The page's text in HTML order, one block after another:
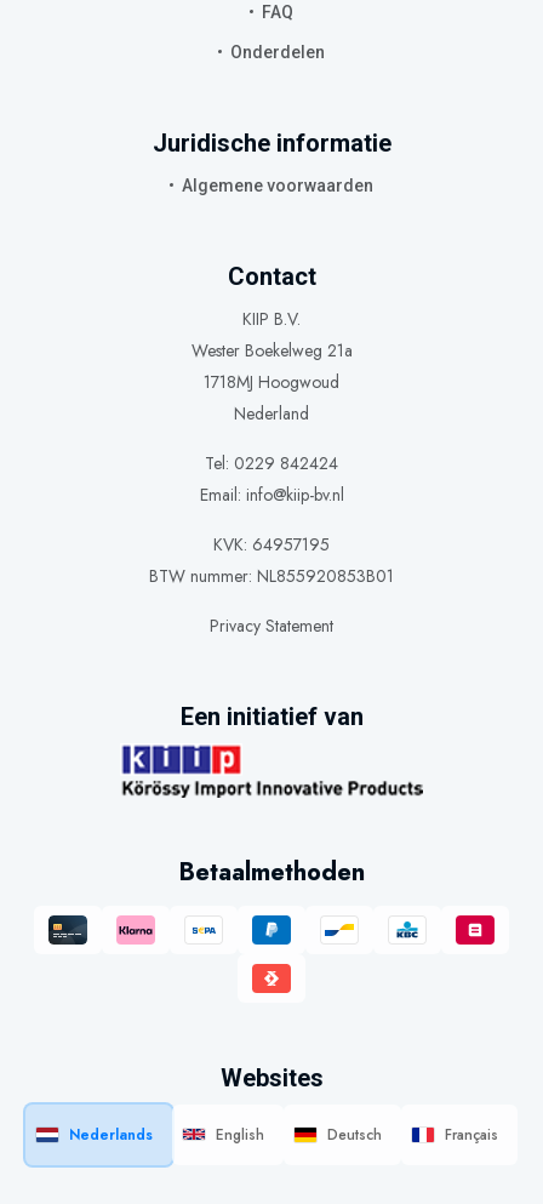
FAQ
Onderdelen
Juridische informatie
Algemene voorwaarden
Contact
KIIP B.V.
Wester Boekelweg 21a
1718MJ Hoogwoud
Nederland
Tel: 0229 842424
Email: info@kiip-bv.nl
KVK: 64957195
BTW nummer: NL855920853B01
Privacy Statement
Een initiatief van
Betaalmethoden
Websites
Nederlands English Deutsch Français